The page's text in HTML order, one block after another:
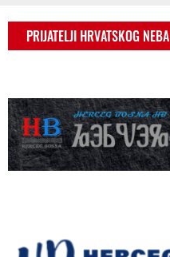
PRIJATELJI HRVATSKOG NEBA